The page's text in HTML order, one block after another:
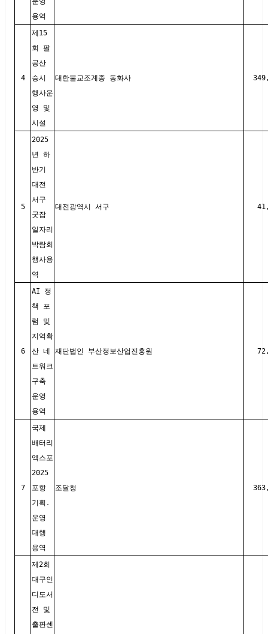
용역
4
제15
회 팔
공산
승시
행사운
영 및
시설
대한불교조계종 동화사
5
2025
년 하
반기
대전
서구
굿잡
일자리
박람회
행사용
역
대전광역시 서구
6
AI 정
책 포
럼 및
지역확
산 네
트워크
구축
운영
용역
재단법인 부산정보산업진흥원
7
국제
배터리
엑스포
2025
포항
기획․
운영
대행
용역
조달청
제2회
대구인
디도서
전 및
출판센